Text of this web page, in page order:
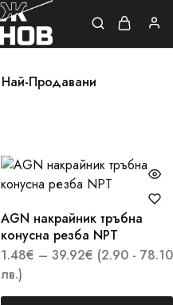
Най-Продавани
AGN накрайник тръбна
конусна резба NPT
1.48€ – 39.92€ (2.90 - 78.10
лв.)